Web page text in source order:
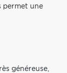
permet une
généreuse,